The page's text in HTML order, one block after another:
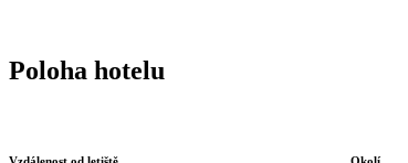
Poloha hotelu